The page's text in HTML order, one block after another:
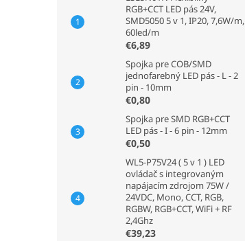
RGB+CCT LED pás 24V,
SMD5050 5 v 1, IP20, 7,6W/m,
60led/m
€6,89
Spojka pre COB/SMD
jednofarebný LED pás - L - 2
pin - 10mm
€0,80
Spojka pre SMD RGB+CCT
LED pás - I - 6 pin - 12mm
€0,50
WL5-P75V24 ( 5 v 1 ) LED
ovládač s integrovaným
napájacím zdrojom 75W /
24VDC, Mono, CCT, RGB,
RGBW, RGB+CCT, WiFi + RF
2,4Ghz
€39,23